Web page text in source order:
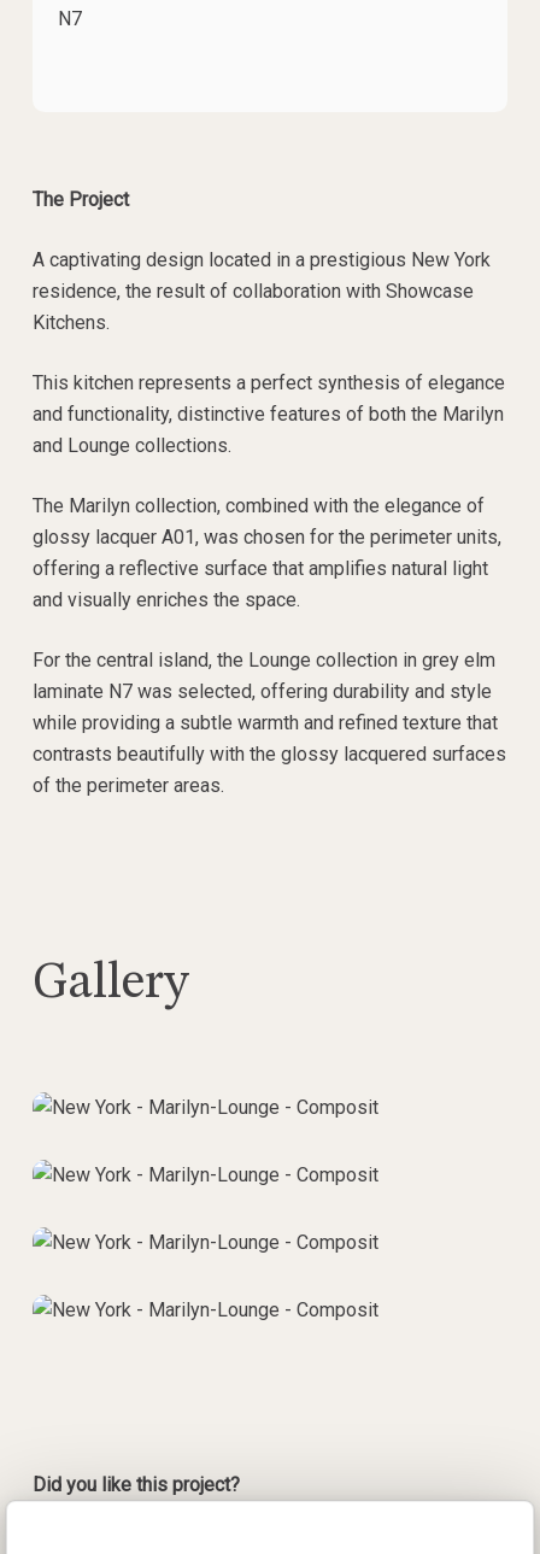
N7
The Project
A captivating design located in a prestigious New York
residence, the result of collaboration with Showcase
Kitchens.
This kitchen represents a perfect synthesis of elegance
and functionality, distinctive features of both the Marilyn
and Lounge collections.
The Marilyn collection, combined with the elegance of
glossy lacquer A01, was chosen for the perimeter units,
offering a reflective surface that amplifies natural light
and visually enriches the space.
For the central island, the Lounge collection in grey elm
laminate N7 was selected, offering durability and style
while providing a subtle warmth and refined texture that
contrasts beautifully with the glossy lacquered surfaces
of the perimeter areas.
Gallery
Did you like this project?